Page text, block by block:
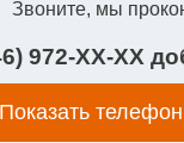
Звоните, мы
972-XX-XX
Показать телефон